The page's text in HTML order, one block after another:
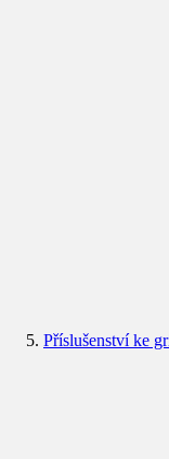
Příslušenství ke